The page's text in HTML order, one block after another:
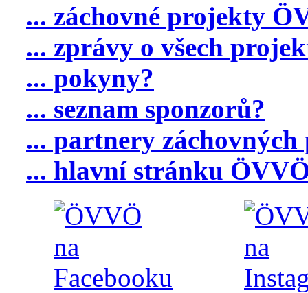
... záchovné projekty
... zprávy o všech
... pokyny?
... seznam sponzorů?
... partnery
... hlavní stránku